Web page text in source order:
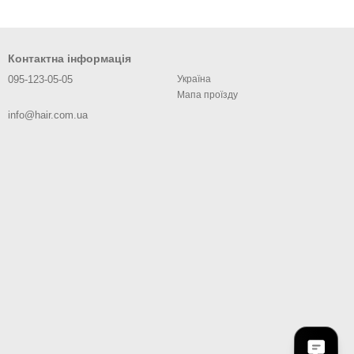
Контактна інформація
095-123-05-05
info@hair.com.ua
Україна
Мапа проїзду